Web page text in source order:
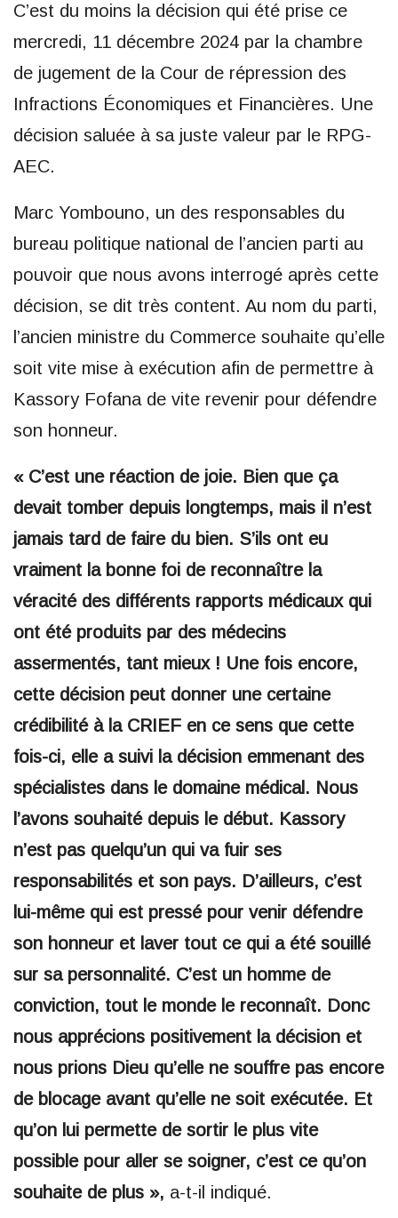
C’est du moins la décision qui été prise ce
mercredi, 11 décembre 2024 par la chambre
de jugement de la Cour de répression des
Infractions Économiques et Financières. Une
décision saluée à sa juste valeur par le RPG-
AEC.
Marc Yombouno, un des responsables du
bureau politique national de l’ancien parti au
pouvoir que nous avons interrogé après cette
décision, se dit très content. Au nom du parti,
l’ancien ministre du Commerce souhaite qu’elle
soit vite mise à exécution afin de permettre à
Kassory Fofana de vite revenir pour défendre
son honneur.
« C’est une réaction de joie. Bien que ça
devait tomber depuis longtemps, mais il n’est
jamais tard de faire du bien. S’ils ont eu
vraiment la bonne foi de reconnaître la
véracité des différents rapports médicaux qui
ont été produits par des médecins
assermentés, tant mieux ! Une fois encore,
cette décision peut donner une certaine
crédibilité à la CRIEF en ce sens que cette
fois-ci, elle a suivi la décision emmenant des
spécialistes dans le domaine médical. Nous
l’avons souhaité depuis le début. Kassory
n’est pas quelqu’un qui va fuir ses
responsabilités et son pays. D’ailleurs, c’est
lui-même qui est pressé pour venir défendre
son honneur et laver tout ce qui a été souillé
sur sa personnalité. C’est un homme de
conviction, tout le monde le reconnaît. Donc
nous apprécions positivement la décision et
nous prions Dieu qu’elle ne souffre pas encore
de blocage avant qu’elle ne soit exécutée. Et
qu’on lui permette de sortir le plus vite
possible pour aller se soigner, c’est ce qu’on
souhaite de plus », a-t-il indiqué.